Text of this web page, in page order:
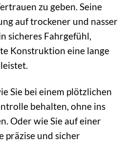
zu geben. Seine
auf trockener und nasser
sicheres Fahrgefühl,
Konstruktion eine lange
Sie bei einem plötzlichen
behalten, ohne ins
Oder wie Sie auf einer
präzise und sicher